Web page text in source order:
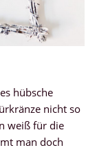
hübsche
nicht so
weiß für die
man doch